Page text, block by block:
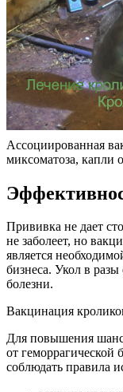
Ассоциированная
миксоматоза, капли
Прививка не дает
не заболеет, но
является
бизнеса. Укол в
болезни.
Вакцинация
Для повышения
от геморрагической
соблюдать правила